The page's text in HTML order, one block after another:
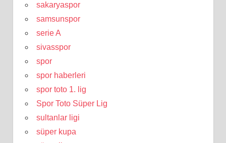
sakaryaspor
samsunspor
serie A
sivasspor
spor
spor haberleri
spor toto 1. lig
Spor Toto Süper Lig
sultanlar ligi
süper kupa